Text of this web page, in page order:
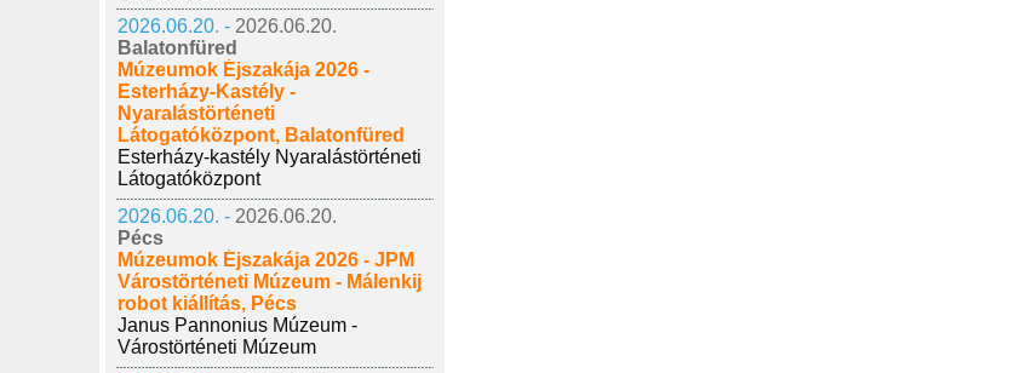
2026.06.20. - 2026.06.20.
Balatonfüred
Múzeumok Éjszakája 2026 -
Esterházy-Kastély -
Nyaralástörténeti
Látogatóközpont, Balatonfüred
Esterházy-kastély Nyaralástörténeti
Látogatóközpont
2026.06.20. - 2026.06.20.
Pécs
Múzeumok Éjszakája 2026 - JPM
Várostörténeti Múzeum - Málenkij
robot kiállítás, Pécs
Janus Pannonius Múzeum -
Várostörténeti Múzeum